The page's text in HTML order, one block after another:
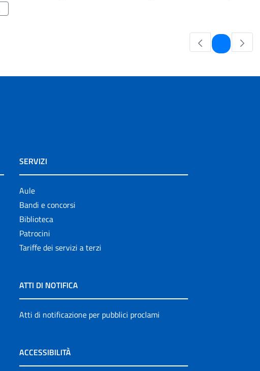
Pagina
SERVIZI
Aule
Bandi e concorsi
Biblioteca
Patrocini
Tariffe dei servizi a terzi
ATTI DI NOTIFICA
Atti di notificazione per pubblici proclami
ACCESSIBILITÀ